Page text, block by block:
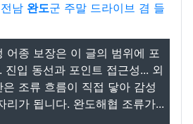
남 완도군 주말 드라이브 겸 들
어종 보장은 이 글의 범위에 포
진입 동선과 포인트 접근성... 외
조류 흐름이 직접 닿아 감성
리가 됩니다. 완도해협 조류가...